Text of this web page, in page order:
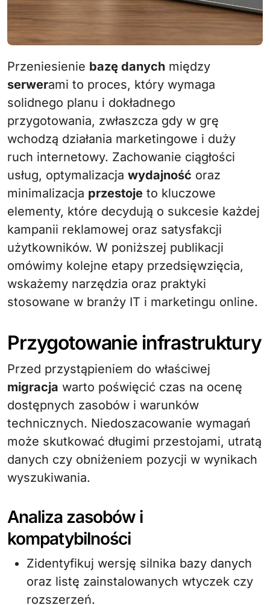
Przeniesienie bazę danych między
serwerami to proces, który wymaga
solidnego planu i dokładnego
przygotowania, zwłaszcza gdy w grę
wchodzą działania marketingowe i duży
ruch internetowy. Zachowanie ciągłości
usług, optymalizacja wydajność oraz
minimalizacja przestoje to kluczowe
elementy, które decydują o sukcesie każdej
kampanii reklamowej oraz satysfakcji
użytkowników. W poniższej publikacji
omówimy kolejne etapy przedsięwzięcia,
wskażemy narzędzia oraz praktyki
stosowane w branży IT i marketingu online.
Przygotowanie infrastruktury
Przed przystąpieniem do właściwej
migracja warto poświęcić czas na ocenę
dostępnych zasobów i warunków
technicznych. Niedoszacowanie wymagań
może skutkować długimi przestojami, utratą
danych czy obniżeniem pozycji w wynikach
wyszukiwania.
Analiza zasobów i
kompatybilności
Zidentyfikuj wersję silnika bazy danych
oraz listę zainstalowanych wtyczek czy
rozszerzeń.